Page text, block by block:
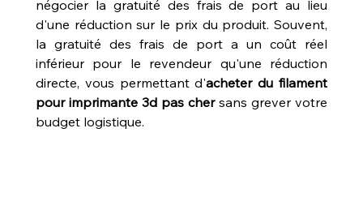
négocier la gratuité des frais de port au lieu
d'une réduction sur le prix du produit. Souvent,
la gratuité des frais de port a un coût réel
inférieur pour le revendeur qu'une réduction
directe, vous permettant d'acheter du filament
pour imprimante 3d pas cher sans grever votre
budget logistique.